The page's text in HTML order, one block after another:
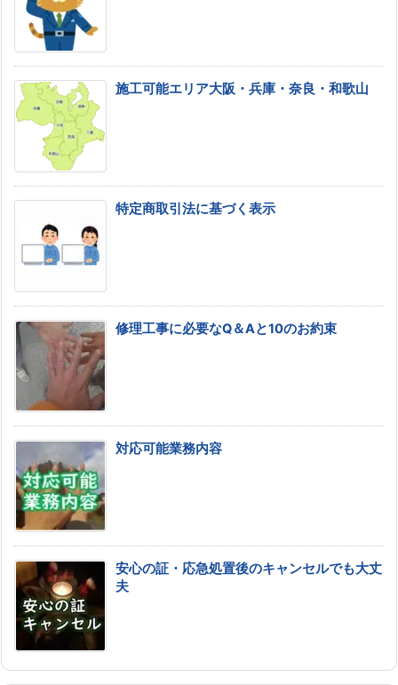
施工可能エリア大阪・兵庫・奈良・和歌山
特定商取引法に基づく表示
修理工事に必要なQ＆Aと10のお約束
対応可能業務内容
安心の証・応急処置後のキャンセルでも大丈
夫